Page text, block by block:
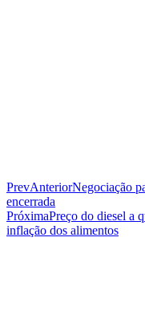
PrevAnteriorNegociação
encerrada
PróximaPreço do diesel a
inflação dos alimentos